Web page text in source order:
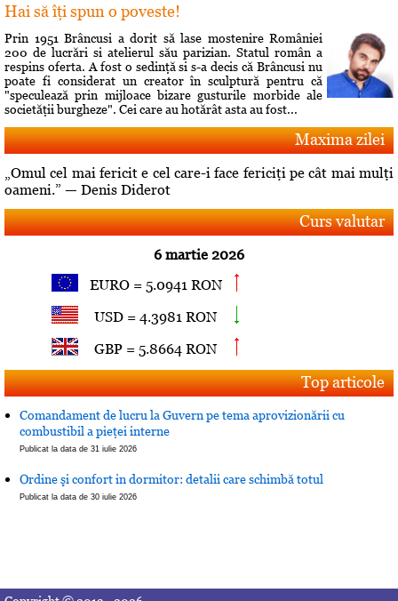
Hai să îţi spun o poveste!
Prin 1951 Brâncusi a dorit să lase mostenire României
200 de lucrări si atelierul său parizian. Statul român a
respins oferta. A fost o sedinţă si s-a decis că Brâncusi nu
poate fi considerat un creator în sculptură pentru că
"speculează prin mijloace bizare gusturile morbide ale
societăţii burgheze". Cei care au hotărât asta au fost...
Maxima zilei
„Omul cel mai fericit e cel care-i face fericiţi pe cât mai mulţi
oameni.” — Denis Diderot
Curs valutar
6 martie 2026
EURO = 5.0941 RON
USD = 4.3981 RON
GBP = 5.8664 RON
Top articole
Comandament de lucru la Guvern pe tema aprovizionării cu
combustibil a pieţei interne
Publicat la data de 31 iulie 2026
Ordine şi confort in dormitor: detalii care schimbă totul
Publicat la data de 30 iulie 2026